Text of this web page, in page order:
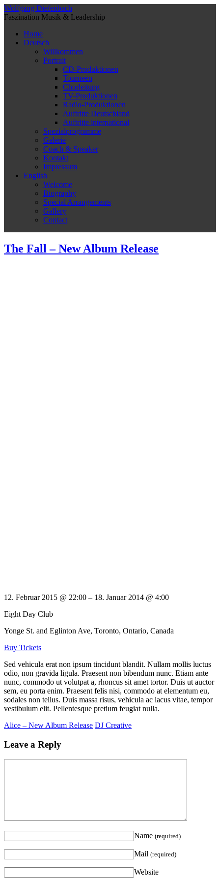
Wolfgang Diefenbach
Faszination Musik & Leadership
Home
Deutsch
Willkommen
Portrait
CD-Produktionen
Tourneen
Chorleitung
TV-Produktionen
Radio-Produktionen
Auftritte Deutschland
Auftritte international
Spezialprogramme
Galerie
Coach & Speaker
Kontakt
Impressum
English
Welcome
Biography
Special Arrangements
Gallery
Contact
The Fall – New Album Release
12. Februar 2015 @ 22:00 – 18. Januar 2014 @ 4:00
Eight Day Club
Yonge St. and Eglinton Ave, Toronto, Ontario, Canada
Buy Tickets
Sed vehicula erat non ipsum tincidunt blandit. Nullam mollis luctus
odio, non gravida ligula. Praesent non bibendum nunc. Etiam ante
nunc, commodo ut volutpat a, rhoncus sit amet tortor. Duis ut auctor
sem, eu porta enim. Praesent felis nisi, commodo at elementum eu,
sodales non tellus. Duis massa risus, vehicula ac lacus vitae, tempor
vestibulum elit. Pellentesque pretium feugiat nulla.
Alice – New Album Release DJ Creative
Leave a Reply
Name (required)
Mail (required)
Website